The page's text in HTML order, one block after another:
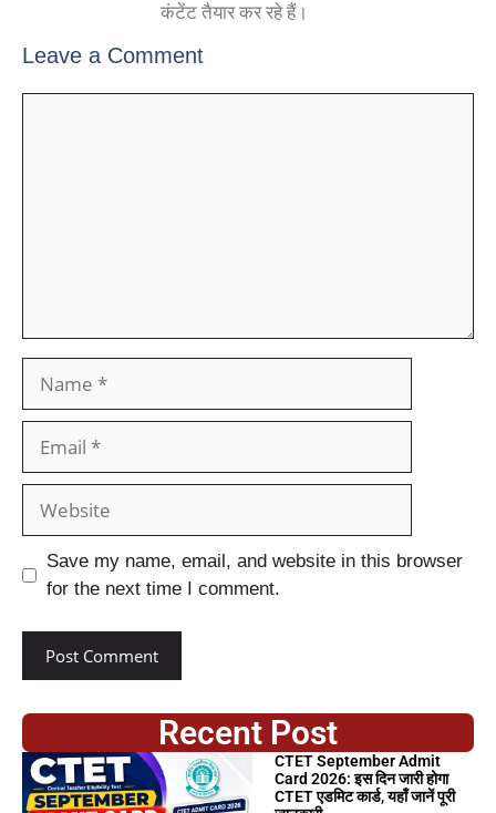
कंटेंट तैयार कर रहे हैं।
Leave a Comment
Save my name, email, and website in this browser
for the next time I comment.
Recent Post
CTET September Admit
Card 2026: इस दिन जारी होगा
CTET एडमिट कार्ड, यहाँ जानें पूरी